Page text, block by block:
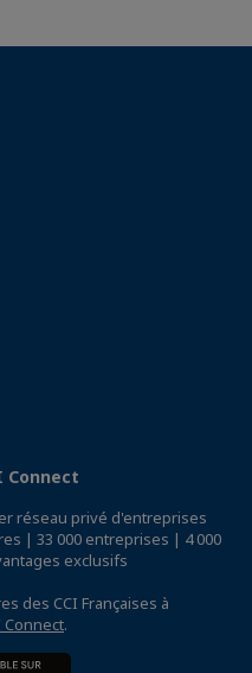
Connect
réseau privé d'entreprises
| 33 000 entreprises | 4 000
exclusifs
des CCI Françaises à
Connect.